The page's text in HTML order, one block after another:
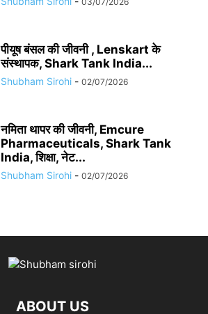
पीयूष बंसल की जीवनी , Lenskart के
संस्थापक, Shark Tank India...
Shubham Sirohi - 02/07/2026
नमिता थापर की जीवनी, Emcure
Pharmaceuticals, Shark Tank
India, शिक्षा, नेट...
Shubham Sirohi - 02/07/2026
ABOUT US